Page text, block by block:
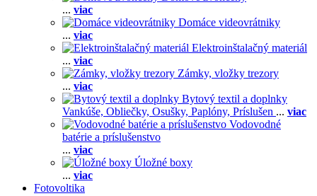
... viac
Domáce videovrátniky
... viac
Elektroinštalačný materiál
... viac
Zámky, vložky trezory
... viac
Bytový textil a doplnky
Vankúše, Obliečky, Osušky, Paplóny, Príslušen ... viac
Vodovodné
batérie a príslušenstvo
... viac
Úložné boxy
... viac
Fotovoltika